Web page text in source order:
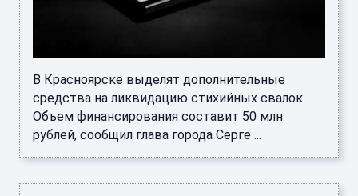
В Красноярске выделят дополнительные
средства на ликвидацию стихийных свалок.
Объем финансирования составит 50 млн
рублей, сообщил глава города Серге ...